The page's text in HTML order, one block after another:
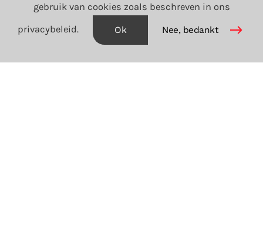
gebruik van cookies zoals beschreven in ons
privacybeleid.
Ok Nee, bedankt